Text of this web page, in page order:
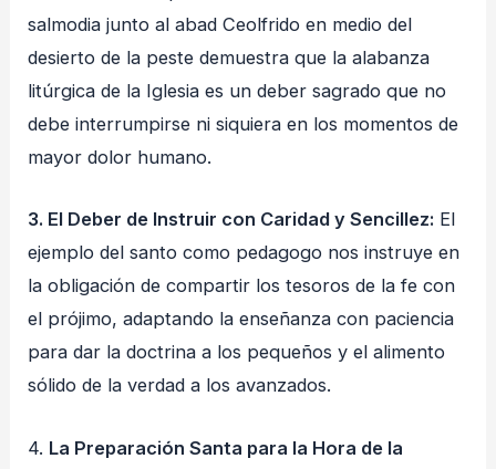
salmodia junto al abad Ceolfrido en medio del
desierto de la peste demuestra que la alabanza
litúrgica de la Iglesia es un deber sagrado que no
debe interrumpirse ni siquiera en los momentos de
mayor dolor humano.
3. El Deber de Instruir con Caridad y Sencillez: El
ejemplo del santo como pedagogo nos instruye en
la obligación de compartir los tesoros de la fe con
el prójimo, adaptando la enseñanza con paciencia
para dar la doctrina a los pequeños y el alimento
sólido de la verdad a los avanzados.
4. La Preparación Santa para la Hora de la